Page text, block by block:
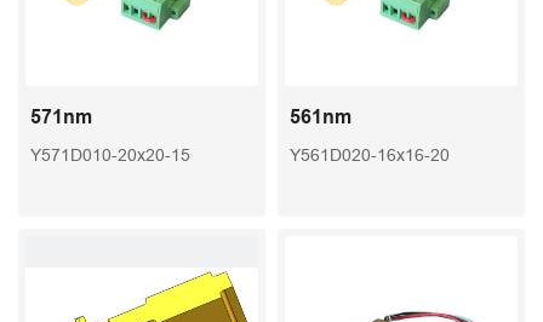
571nm
Y571D010-20x20-15
561nm
Y561D020-16x16-20